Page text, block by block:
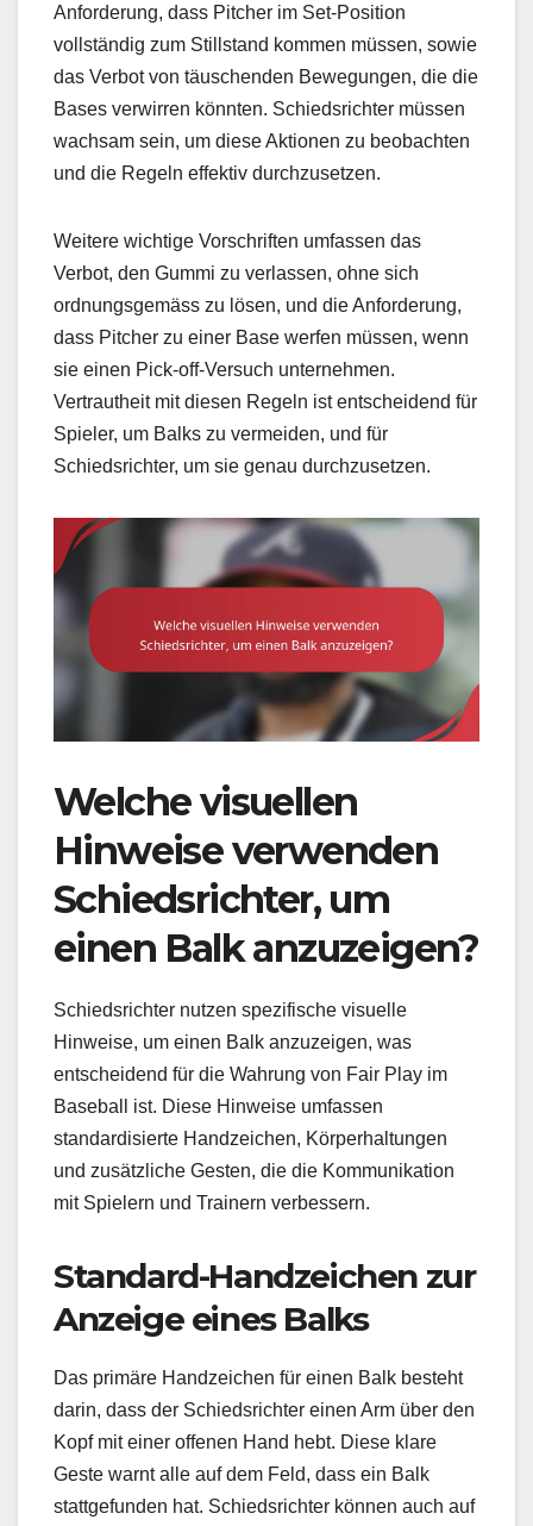
Anforderung, dass Pitcher im Set-Position
vollständig zum Stillstand kommen müssen, sowie
das Verbot von täuschenden Bewegungen, die die
Bases verwirren könnten. Schiedsrichter müssen
wachsam sein, um diese Aktionen zu beobachten
und die Regeln effektiv durchzusetzen.
Weitere wichtige Vorschriften umfassen das
Verbot, den Gummi zu verlassen, ohne sich
ordnungsgemäss zu lösen, und die Anforderung,
dass Pitcher zu einer Base werfen müssen, wenn
sie einen Pick-off-Versuch unternehmen.
Vertrautheit mit diesen Regeln ist entscheidend für
Spieler, um Balks zu vermeiden, und für
Schiedsrichter, um sie genau durchzusetzen.
Welche visuellen
Hinweise verwenden
Schiedsrichter, um
einen Balk anzuzeigen?
Schiedsrichter nutzen spezifische visuelle
Hinweise, um einen Balk anzuzeigen, was
entscheidend für die Wahrung von Fair Play im
Baseball ist. Diese Hinweise umfassen
standardisierte Handzeichen, Körperhaltungen
und zusätzliche Gesten, die die Kommunikation
mit Spielern und Trainern verbessern.
Standard-Handzeichen zur
Anzeige eines Balks
Das primäre Handzeichen für einen Balk besteht
darin, dass der Schiedsrichter einen Arm über den
Kopf mit einer offenen Hand hebt. Diese klare
Geste warnt alle auf dem Feld, dass ein Balk
stattgefunden hat. Schiedsrichter können auch auf